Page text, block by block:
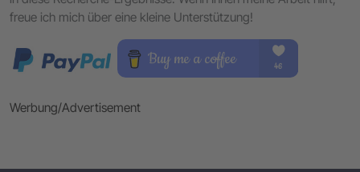
freue ich mich über eine kleine Unterstützung!
Werbung/Advertisement